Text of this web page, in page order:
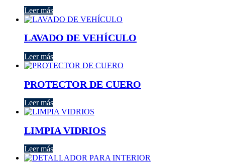
Leer más
LAVADO DE VEHÍCULO
Leer más
PROTECTOR DE CUERO
Leer más
LIMPIA VIDRIOS
Leer más